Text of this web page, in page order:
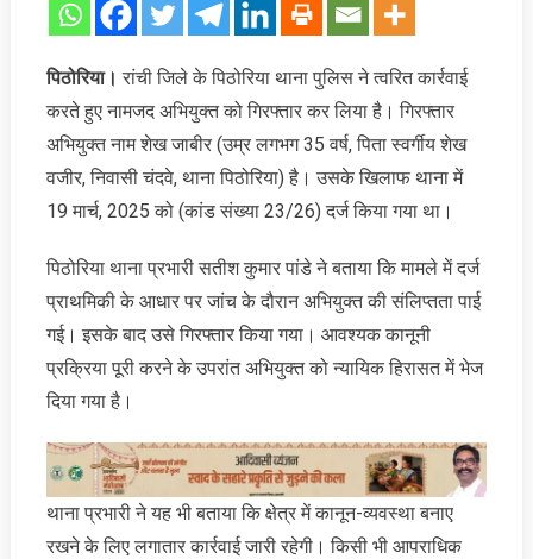
पिठोरिया। रांची जिले के पिठोरिया थाना पुलिस ने त्वरित कार्रवाई
करते हुए नामजद अभियुक्त को गिरफ्तार कर लिया है। गिरफ्तार
अभियुक्त नाम शेख जाबीर (उम्र लगभग 35 वर्ष, पिता स्वर्गीय शेख
वजीर, निवासी चंदवे, थाना पिठोरिया) है। उसके खिलाफ थाना में
19 मार्च, 2025 को (कांड संख्या 23/26) दर्ज किया गया था।
पिठोरिया थाना प्रभारी सतीश कुमार पांडे ने बताया कि मामले में दर्ज
प्राथमिकी के आधार पर जांच के दौरान अभियुक्त की संलिप्तता पाई
गई। इसके बाद उसे गिरफ्तार किया गया। आवश्यक कानूनी
प्रक्रिया पूरी करने के उपरांत अभियुक्त को न्यायिक हिरासत में भेज
दिया गया है।
थाना प्रभारी ने यह भी बताया कि क्षेत्र में कानून-व्यवस्था बनाए
रखने के लिए लगातार कार्रवाई जारी रहेगी। किसी भी आपराधिक